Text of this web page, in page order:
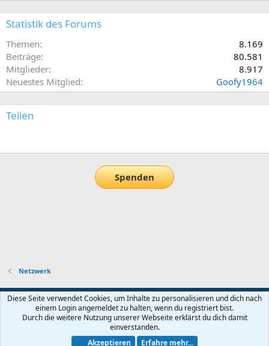
Statistik des Forums
Themen
8.169
Beiträge
80.581
Mitglieder
8.917
Neuestes Mitglied
Goofy1964
Teilen
Spenden
Netzwerk
Default-Theme
Nutzungsbedingungen
Datenschutz Hilfe und Impressum Start
®
Diese Seite verwendet Cookies, um Inhalte zu personalisieren und dich nach
einem Login angemeldet zu halten, wenn du registriert bist.
Durch die weitere Nutzung unserer Webseite erklärst du dich damit
einverstanden.
Akzeptieren
Erfahre mehr...